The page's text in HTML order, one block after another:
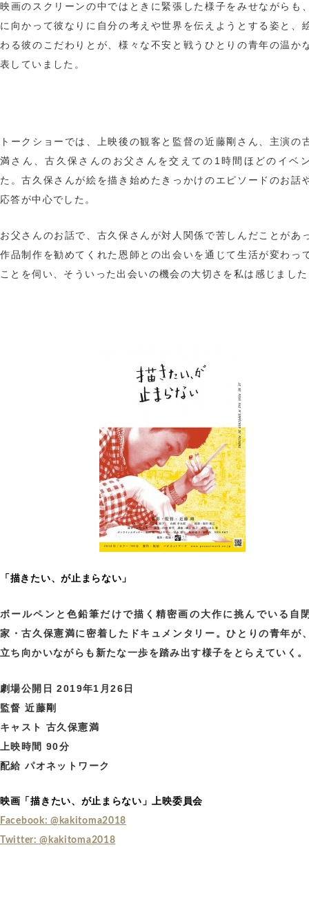
映画のスクリーンの中ではときに緊張した様子をみせながらも
に向かって彼なりに自分の考えや世界を伝えようとする姿と、
わる彼のこだわりとが、様々な不安と戦うひとりの青年の温か
表していました。
トークショーでは、上映後の観客と監督の近藤剛さん、主演の
満さん、古久保さんのお父さんを交えての1時間ほどのイベ
た。古久保さんが絵を描き始めたきっかけのエピソードのお話
応答が中心でした。
お父さんのお話で、古久保さんが対人関係で苦しんだことがあ
作品制作を勧めてくれた恩師との出会いを通じて生活が変わっ
ことを伺い、そういった出会いの機会の大切さを私は感じまし
「描きたい、が止まらない」
ボールペンと色鉛筆だけで描く精密画の大作に挑んでいる自
家・古久保憲満に密着したドキュメンタリー。ひとりの青年が
立ち向かいながらも新たな一歩を踏み出す様子をとらえていく。
劇場公開日 2019年1月26日
監督 近藤剛
キャスト 古久保憲満
上映時間 90分
配給 パオネットワーク
映画「描きたい、が止まらない」上映委員会
Facebook: @kakitoma2018
Twitter: @kakitoma2018